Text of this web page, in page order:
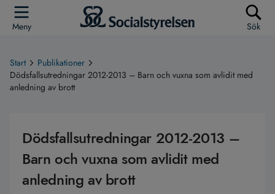
Meny Sök
Start
Publikationer
Dödsfallsutredningar 2012-2013 – Barn och vuxna som avlidit med
anledning av brott
Dödsfallsutredningar 2012-2013 –
Barn och vuxna som avlidit med
anledning av brott